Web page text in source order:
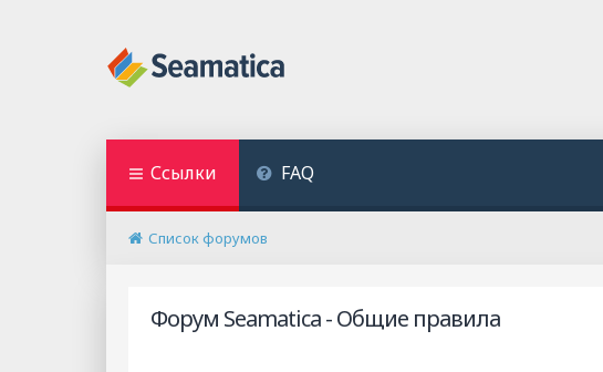
Ссылки FAQ
Список форумов
Форум Seamatica - Общие правила